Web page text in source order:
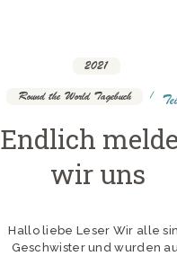
2021
Round the World Tagebuch
Endlich
wir uns
Hallo liebe Leser Wir alle
Geschwister und wurden